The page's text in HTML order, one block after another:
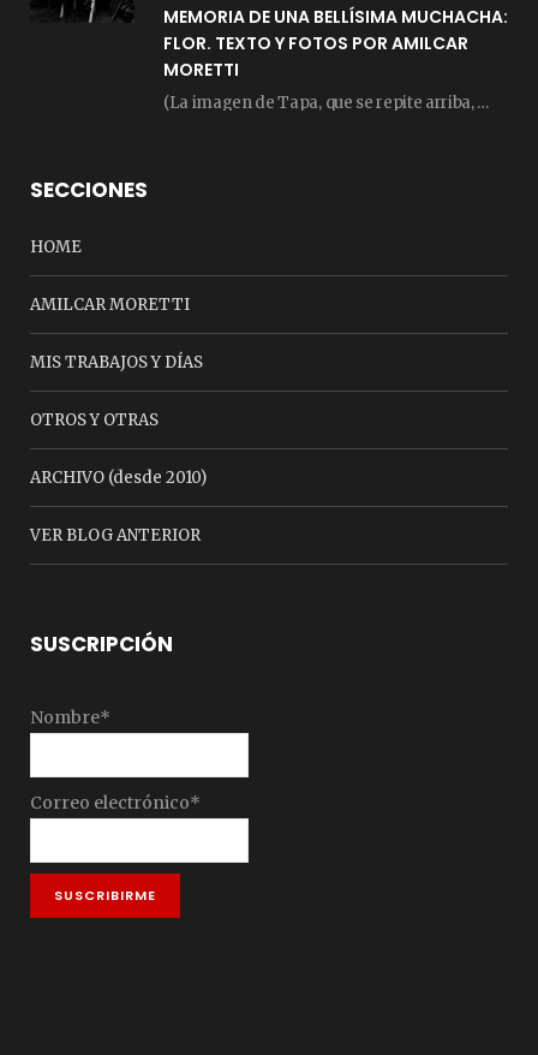
MEMORIA DE UNA BELLÍSIMA MUCHACHA:
FLOR. TEXTO Y FOTOS POR AMILCAR
MORETTI
(La imagen de Tapa, que se repite arriba, fue compuesta por Amilcar Moretti el viernes…
SECCIONES
HOME
AMILCAR MORETTI
MIS TRABAJOS Y DÍAS
OTROS Y OTRAS
ARCHIVO (desde 2010)
VER BLOG ANTERIOR
SUSCRIPCIÓN
Nombre*
Correo electrónico*